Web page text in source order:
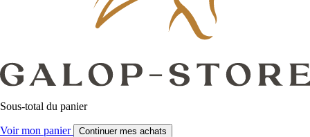
Sous-total du panier
Voir mon panier Continuer mes achats